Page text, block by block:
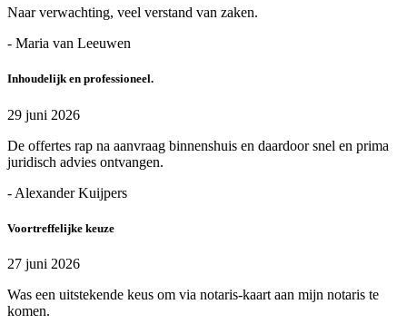
Naar verwachting, veel verstand van zaken.
- Maria van Leeuwen
Inhoudelijk en professioneel.
29 juni 2026
De offertes rap na aanvraag binnenshuis en daardoor snel en prima
juridisch advies ontvangen.
- Alexander Kuijpers
Voortreffelijke keuze
27 juni 2026
Was een uitstekende keus om via notaris-kaart aan mijn notaris te
komen.